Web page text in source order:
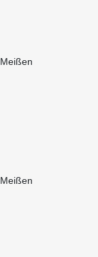
Meißen
Meißen